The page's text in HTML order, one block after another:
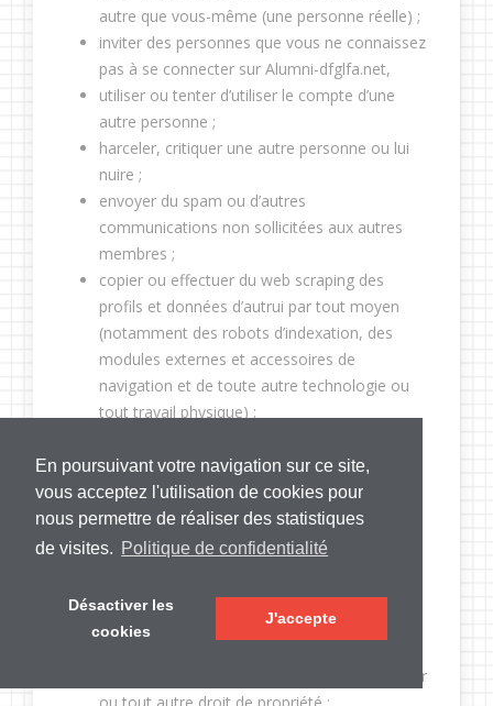
En poursuivant votre navigation sur ce site,
vous acceptez l'utilisation de cookies pour
nous permettre de réaliser des statistiques
de visites. Politique de confidentialité
Désactiver les
cookies
J'accepte
autre que vous-même (une personne réelle) ;
inviter des personnes que vous ne connaissez
pas à se connecter sur Alumni-dfglfa.net,
utiliser ou tenter d’utiliser le compte d’une
autre personne ;
harceler, critiquer une autre personne ou lui
nuire ;
envoyer du spam ou d’autres
communications non sollicitées aux autres
membres ;
copier ou effectuer du web scraping des
profils et données d’autrui par tout moyen
(notamment des robots d’indexation, des
modules externes et accessoires de
navigation et de toute autre technologie ou
tout travail physique) ;
injurieuse, obscène, discriminatoire ou de
toute autre manière répréhensible ;
divulguer des informations que vous n’avez
pas le droit de communiquer (comme des
personnes, y compris votre employeur) ;
violer les droits de propriété intellectuelle
marques, secrets commerciaux, droit d’auteur